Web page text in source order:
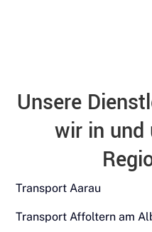
Unsere
wir in und
Transport Aarau
Transport Affoltern am